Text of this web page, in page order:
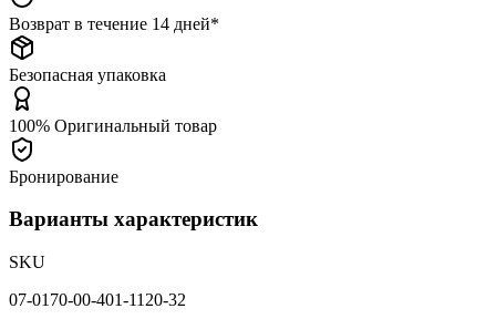
Возврат в течение 14 дней*
Безопасная упаковка
100% Оригинальный товар
Бронирование
Варианты характеристик
SKU
07-0170-00-401-1120-32